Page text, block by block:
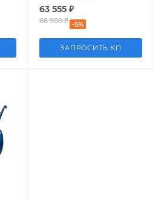
63 555 ₽
66 900₽ -5%
ЗАПРОСИТЬ КП